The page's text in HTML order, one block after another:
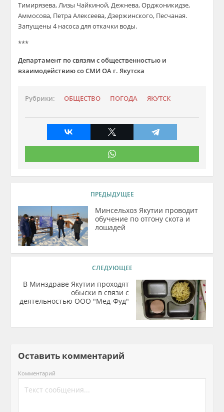
Тимирязева, Лизы Чайкиной, Дежнева, Орджоникидзе,
Аммосова, Петра Алексеева, Дзержинского, Песчаная.
Запущены 4 насоса для откачки воды.
***
Департамент по связям с общественностью и
взаимодействию со СМИ ОА г. Якутска
Рубрики: ОБЩЕСТВО ПОГОДА ЯКУТСК
ПРЕДЫДУЩЕЕ
Минсельхоз Якутии проводит
обучение по отгону скота и
лошадей
СЛЕДУЮЩЕЕ
В Минздраве Якутии проходят
обыски в связи с
деятельностью ООО "Мед-Фуд"
Оставить комментарий
Комментарий